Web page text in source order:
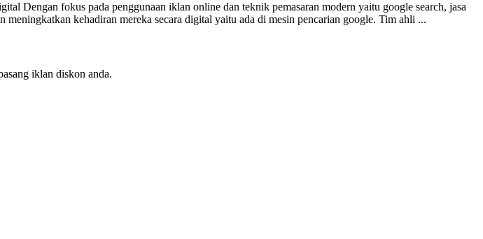
Dengan fokus pada penggunaan iklan online dan teknik pemasaran modern yaitu google search, jasa
kehadiran mereka secara digital yaitu ada di mesin pencarian google. Tim ahli ...
iklan diskon anda.